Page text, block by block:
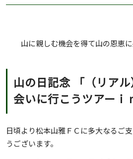
山に親しむ機会を得て山の恩恵に
山の日記念 「（リア
会いに行こうツアーｉ
日頃より松本山雅ＦＣに多大なるご
うございます。